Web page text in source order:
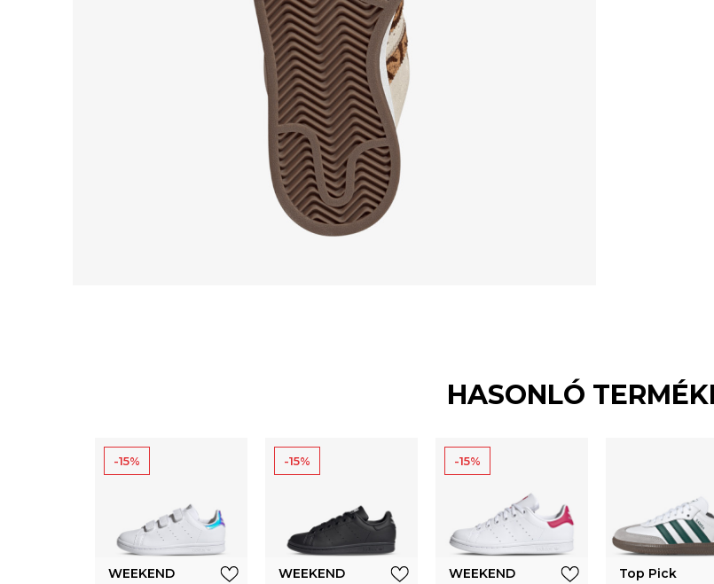
HASONLÓ
-15%
WEEKEND
-15%
WEEKEND
-15%
WEEKEND Top Pick